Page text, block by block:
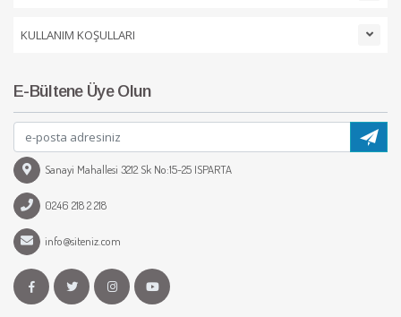
KULLANIM KOŞULLARI
E-Bültene Üye Olun
Sanayi Mahallesi 3212 Sk No:15-25 ISPARTA
0246 218 2 218
info@siteniz.com